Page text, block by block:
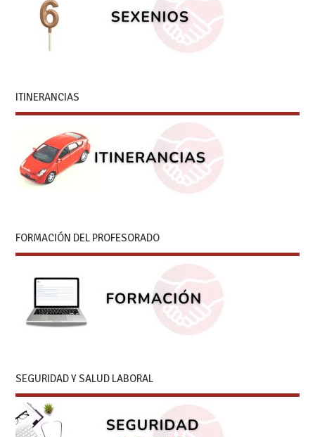
ITINERANCIAS
FORMACIÓN DEL PROFESORADO
SEGURIDAD Y SALUD LABORAL